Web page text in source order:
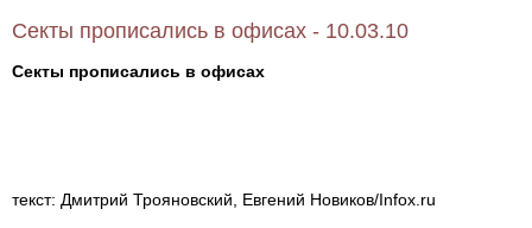
Секты прописались в офисах - 10.03.10
Секты прописались в офисах
текст: Дмитрий Трояновский, Евгений Новиков/Infox.ru